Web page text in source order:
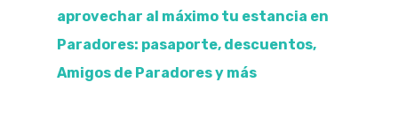
aprovechar al máximo tu estancia en
Paradores: pasaporte, descuentos,
Amigos de Paradores y más